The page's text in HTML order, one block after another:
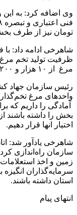
تومان نیز از طرف
ظرفیت تولید تخم
مرغ از ۱۰ هزار و ۲۰۰ تن به ۱۵ هزار و ۸۰۰ تن خواهد رسید.
رئیس سازمان جهاد
واحدهای مرغ تخم‌گذار
آمادگی را داریم که
بخش را داشته باشند
اختیار انها قرار دهیم.
شاهرخی یادآور شد:
سازمان راه‌اندازی
زمین و اخذ
سرمایه‌گذاران
استان داشته باشند.
انتهای پیام